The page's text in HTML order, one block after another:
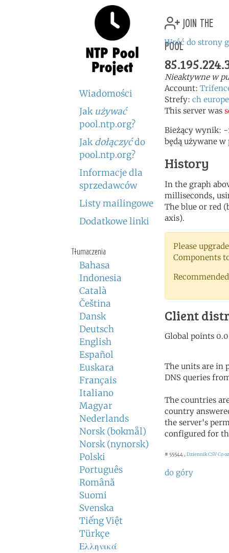
Wiadomości
Jak używać
pool.ntp.org?
Jakdołączyćdo
pool.ntp.org?
Informacje dla
sprzedawców
Listy mailingowe
Dodatkowe linki
Tłumaczenia
Bahasa
Indonesia
Català
Čeština
Dansk
Deutsch
English
Español
Euskara
Français
Italiano
Magyar
Nederlands
Norsk (bokmål)
Norsk (nynorsk)
Polski
Português
Română
Suomi
Svenska
Tiếng Việt
Türkçe
Ελληνικά
join the
pool
Wróć do strony
Nieaktywne w
Account:
Strefy: ch europe
This server was
Bieżący wynik:
będą używane
History
In the graph
milliseconds,
The blue or red
axis).
Please
Components
Client
The units are in
DNS queries
The countries
country
the server's
configured for
# 55544 , Dziennik CSVCo
do góry